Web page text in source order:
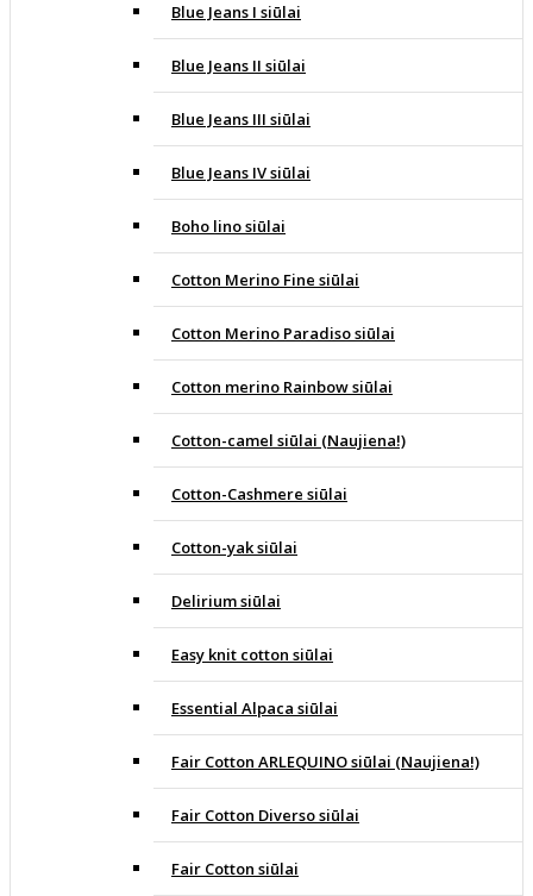
Blue Jeans I siūlai
Blue Jeans II siūlai
Blue Jeans III siūlai
Blue Jeans IV siūlai
Boho lino siūlai
Cotton Merino Fine siūlai
Cotton Merino Paradiso siūlai
Cotton merino Rainbow siūlai
Cotton-camel siūlai (Naujiena!)
Cotton-Cashmere siūlai
Cotton-yak siūlai
Delirium siūlai
Easy knit cotton siūlai
Essential Alpaca siūlai
Fair Cotton ARLEQUINO siūlai (Naujiena!)
Fair Cotton Diverso siūlai
Fair Cotton siūlai